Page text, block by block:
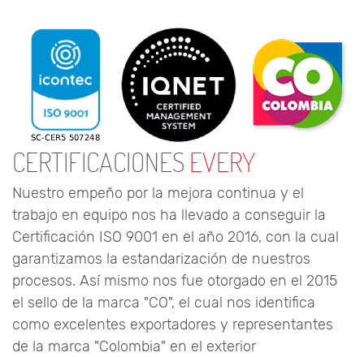
CERTIFICACIONES EVERY
Nuestro empeño por la mejora continua y el
trabajo en equipo nos ha llevado a conseguir la
Certificación ISO 9001 en el año 2016, con la cual
garantizamos la estandarización de nuestros
procesos. Así mismo nos fue otorgado en el 2015
el sello de la marca "CO", el cual nos identifica
como excelentes exportadores y representantes
de la marca "Colombia" en el exterior